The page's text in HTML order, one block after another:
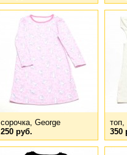
сорочка, George
250 руб.
350